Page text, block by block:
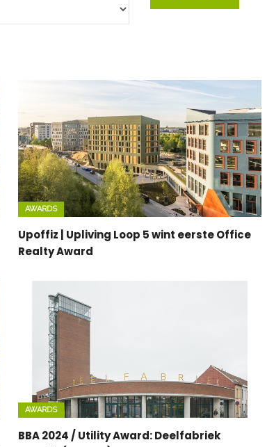
AWARDS
Upoffiz | Upliving Loop 5 wint eerste Office
Realty Award
AWARDS
BBA 2024 / Utility Award: Deelfabriek